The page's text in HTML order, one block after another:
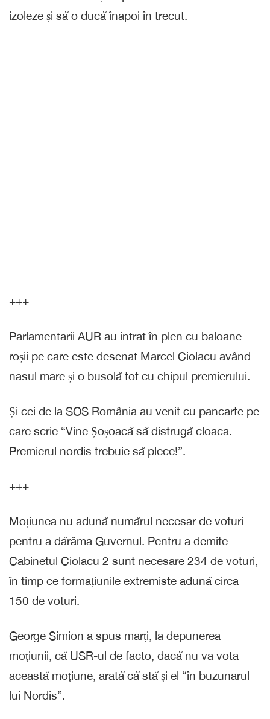
izoleze și să o ducă înapoi în trecut.
+++
Parlamentarii AUR au intrat în plen cu baloane
roșii pe care este desenat Marcel Ciolacu având
nasul mare și o busolă tot cu chipul premierului.
Și cei de la SOS România au venit cu pancarte pe
care scrie “Vine Șoșoacă să distrugă cloaca.
Premierul nordis trebuie să plece!”.
+++
Moțiunea nu adună numărul necesar de voturi
pentru a dărâma Guvernul. Pentru a demite
Cabinetul Ciolacu 2 sunt necesare 234 de voturi,
în timp ce formațiunile extremiste adună circa
150 de voturi.
George Simion a spus marți, la depunerea
moțiunii, că USR-ul de facto, dacă nu va vota
această moțiune, arată că stă și el “în buzunarul
lui Nordis”.